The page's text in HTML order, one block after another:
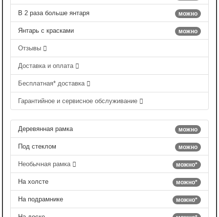
можно
В 2 раза больше янтаря
можно
Янтарь с красками
Отзывы
Доставка и оплата
Бесплатная* доставка
Гарантийное и сервисное обслуживание
можно
Деревянная рамка
можно
Под стеклом
можно*
Необычная рамка
можно*
На холсте
можно*
На подрамнике